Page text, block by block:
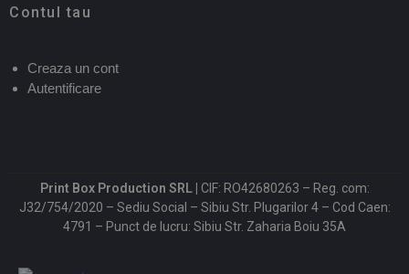
Contul tau
Creaza un cont
Autentificare
Print Box Production SRL | CIF: RO42680263 – Reg. com:
J32/754/2020 – Sediu Social – Sibiu Str. Plugarilor 4 – Cod Caen:
4791 – Punct de lucru: Sibiu Str. Zaharia Boiu 35A